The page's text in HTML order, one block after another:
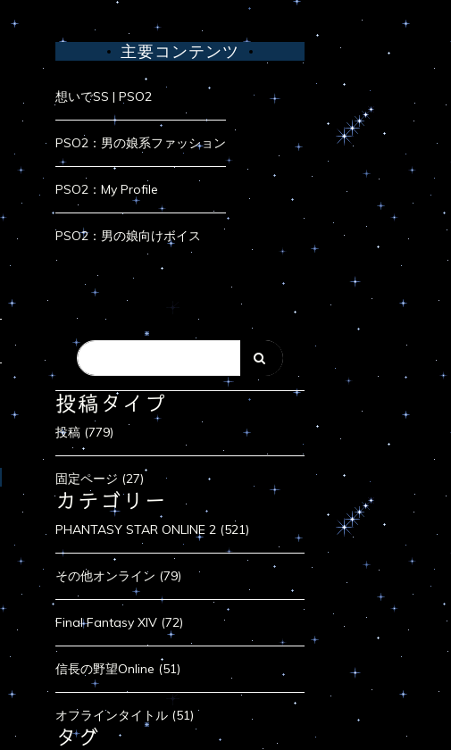
主要コンテンツ
想いでSS | PSO2
PSO2：男の娘系ファッション
PSO2：My Profile
PSO2：男の娘向けボイス
投稿タイプ
投稿 (779)
固定ページ (27)
カテゴリー
PHANTASY STAR ONLINE 2 (521)
その他オンライン (79)
Final Fantasy XIV (72)
信長の野望Online (51)
オフラインタイトル (51)
タグ